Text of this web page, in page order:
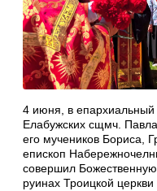
4 июня, в епархиальный
Елабужских сщмч.
его мучеников Бориса,
епископ
совершил
руинах Троицкой